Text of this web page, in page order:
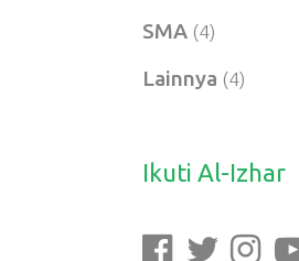
SMA (4)
Lainnya (4)
Ikuti Al-Izhar